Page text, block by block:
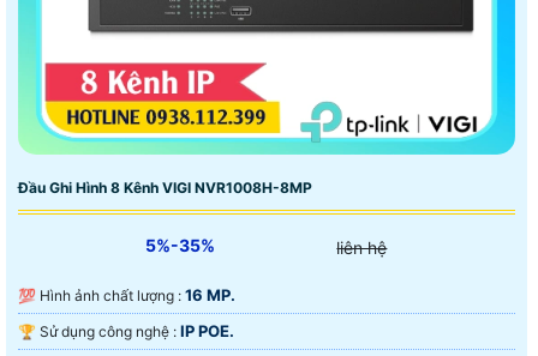
Đầu Ghi Hình 8 Kênh VIGI NVR1008H-8MP
5%-35% liên hệ
💯 Hình ảnh chất lượng : 16 MP.
🏆 Sử dụng công nghệ : IP POE.